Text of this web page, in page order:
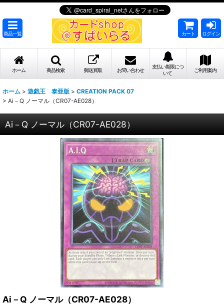
商品一覧 カート ログイン
ホーム 商品検索 郵送買取 お問い合わせ
支払い期限につ
いて
ご利用案内
ホーム > 遊戯王 泰亜版 > CREATION PACK 07
> Ai－Q ノーマル（CR07-AE028）
Ai－Q ノーマル（CR07-AE028）
Ai－Q ノーマル（CR07-AE028）